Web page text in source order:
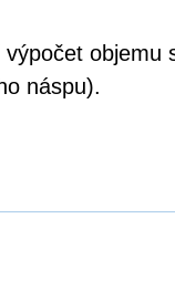
objemu
náspu).